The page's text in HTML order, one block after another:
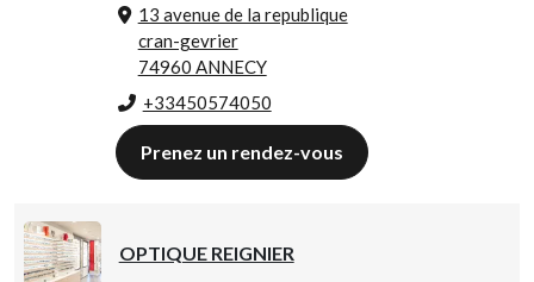
13 avenue de la republique
cran-gevrier
74960 ANNECY
+33450574050
Prenez un rendez-vous
OPTIQUE REIGNIER